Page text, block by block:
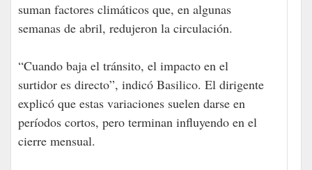
suman factores climáticos que, en algunas
semanas de abril, redujeron la circulación.
“Cuando baja el tránsito, el impacto en el
surtidor es directo”, indicó Basilico. El dirigente
explicó que estas variaciones suelen darse en
períodos cortos, pero terminan influyendo en el
cierre mensual.